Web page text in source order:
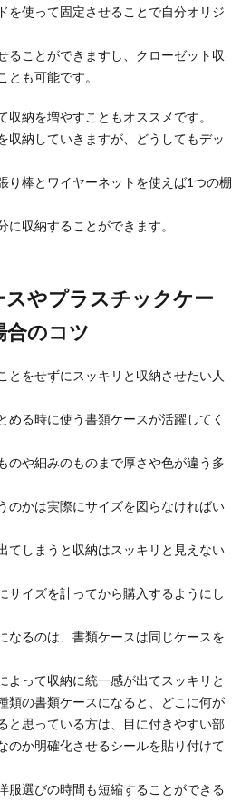
納に役立つ100均グッズとその使い
整理のコツも
納に悩んでいませんか？そんな悩みを解決でき
を使って固定させることで自分オリジ
ることができますし、クローゼット収
も可能です。
納を増やすこともオススメです。
収納していきますが、どうしてもデッ
り棒とワイヤーネットを使えば1つの棚
収納することができます。
スやプラスチックケー
合のコツ
とをせずにスッキリと収納させたい人
める時に使う書類ケースが活躍してく
のや細みのものまで厚さや色が違う多
のかは実際にサイズを図らなければい
てしまうと収納はスッキリと見えない
サイズを計ってから購入するようにし
なるのは、書類ケースは同じケースを
よって収納に統一感が出てスッキリと
類の書類ケースになると、どこに何が
と思っている方は、目に付きやすい部
のか明確化させるシールを貼り付けて
服選びの時間も短縮することができる